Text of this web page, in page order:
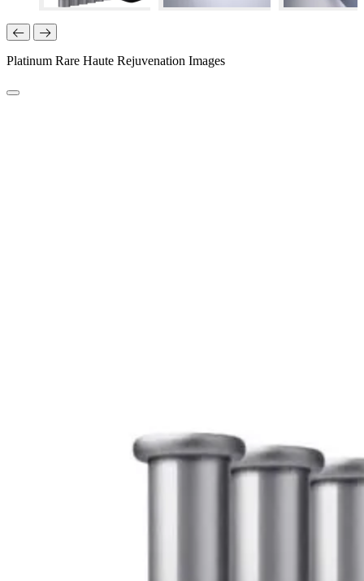
Platinum Rare Haute Rejuvenation Images